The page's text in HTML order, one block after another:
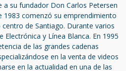
su fundador Don Carlos Petersen
1983 comenzó su emprendimiento
de Santiago. Durante varios
Electrónica y Línea Blanca. En 1995
de las grandes cadenas
en la venta de videos
en la actualidad en una de las